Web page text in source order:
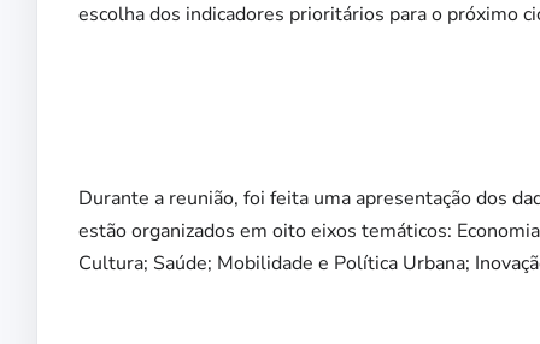
escolha dos indicadores prioritários para o próximo
Durante a reunião, foi feita uma apresentação dos
estão organizados em oito eixos temáticos:
Cultura; Saúde; Mobilidade e Política Urbana;